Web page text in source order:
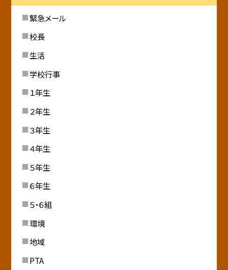
緊急メール
校長
生活
学校行事
１年生
２年生
３年生
４年生
５年生
６年生
５・６組
環境
地域
PTA